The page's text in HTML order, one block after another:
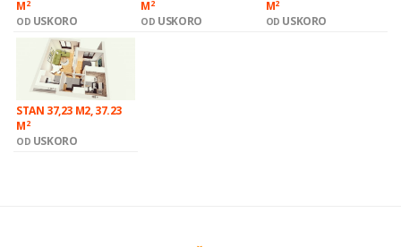
M2
OD USKORO
M2
OD USKORO
M2
OD USKORO
STAN 37,23 M2, 37.23
M2
OD USKORO